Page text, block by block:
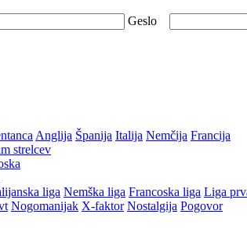
Geslo
Anglija Španija Italija Nemčija Francija
strelcev
liga Nemška liga Francoska liga Liga
Nogomanijak X-faktor Nostalgija Pogovor